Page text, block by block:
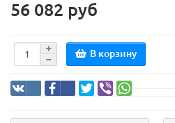
56 082 руб
В корзину